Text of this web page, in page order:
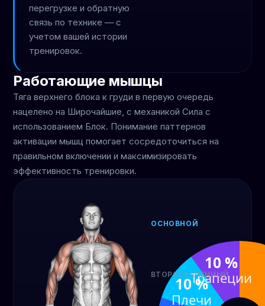
перегрузке и обратную
связь по технике — с
учетом вашей истории
тренировок.
Работающие мышцы
Тяга верхнего блока к груди в первую очередь
нацелено на Широчайшие, с механикой Сила с
использованием Блок. Понимание паттернов
активации мышц помогает сосредоточиться на
правильном включении и максимизировать
эффективность тренировки.
ОСНОВНОЙ
50 %
ВТОРОСТЕПЕННЫЙ
Бицепс
20 %
10
10 %
Плечи
10 %
Трапеции